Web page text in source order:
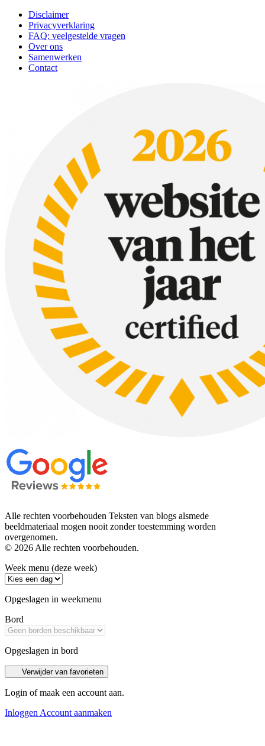
Disclaimer
Privacyverklaring
FAQ: veelgestelde vragen
Over ons
Samenwerken
Contact
Alle rechten voorbehouden Teksten van blogs alsmede
beeldmateriaal mogen nooit zonder toestemming worden
overgenomen.
© 2026 Alle rechten voorbehouden.
Week menu (deze week)
Opgeslagen in weekmenu
Bord
Opgeslagen in bord
Verwijder van favorieten
Login of maak een account aan.
Inloggen Account aanmaken